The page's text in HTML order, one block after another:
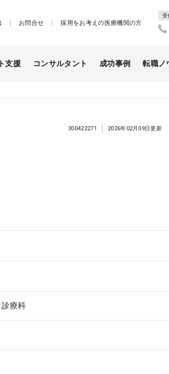
お問合せ 採用をお考えの医療機関の方
受
支援 コンサルタント 成功事例 転職ノ
300422271 2026年02月09日更新
療科